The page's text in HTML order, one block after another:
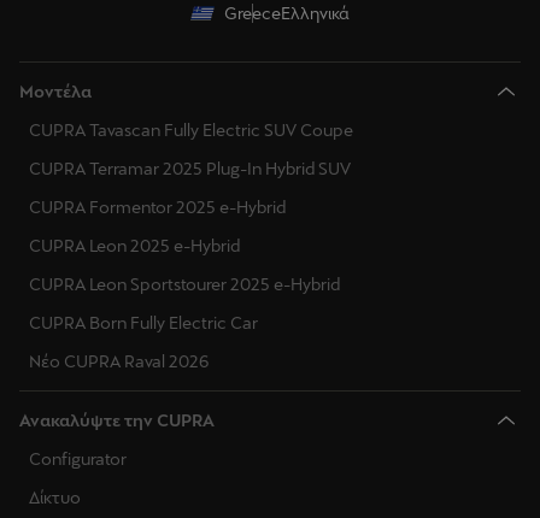
GreeceΕλληνικά
Μοντέλα
CUPRA Tavascan Fully Electric SUV Coupe
CUPRA Terramar 2025 Plug-In Hybrid SUV
CUPRA Formentor 2025 e-Hybrid
CUPRA Leon 2025 e-Hybrid
CUPRA Leon Sportstourer 2025 e-Hybrid
CUPRA Born Fully Electric Car
Νέο CUPRA Raval 2026
Ανακαλύψτε την CUPRA
Configurator
Δίκτυο